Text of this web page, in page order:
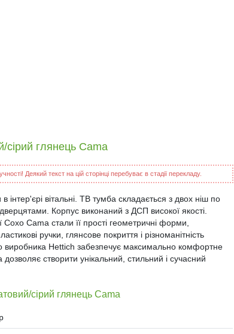
сірий глянець Cama
Деякий текст на цій сторінці перебуває в стадії перекладу.
вітальні. ТВ тумба складається з двох ніш по
Корпус виконаний з ДСП високої якості.
Cama стали її прості геометричні форми,
ручки, глянсове покриття і різноманітність
виробника Hettich забезпечує максимально комфортне
створити унікальний, стильний і сучасний
сірий глянець Cama